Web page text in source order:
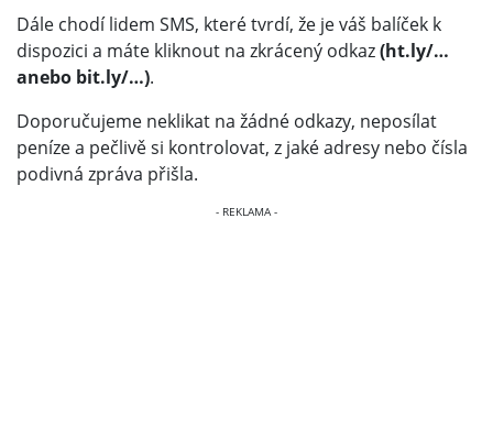
Dále chodí lidem SMS, které tvrdí, že je váš balíček k
dispozici a máte kliknout na zkrácený odkaz(ht.ly/…
anebo bit.ly/…).
Doporučujeme neklikat na žádné odkazy, neposílat
peníze a pečlivě si kontrolovat, z jaké adresy nebo čísla
podivná zpráva přišla.